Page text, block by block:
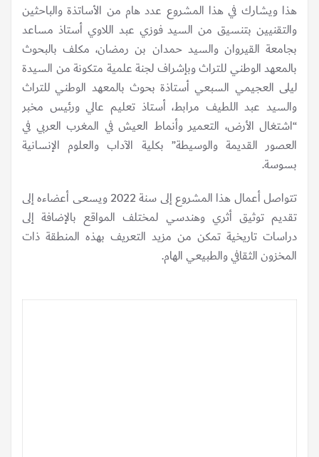
هذا ويشارك في هذا المشروع عدد هام من الأساتذة والباحثين
والتقنيين بتنسيق من السيد فوزي عبد اللاوي أستاذ مساعد
بجامعة القيروان والسيد حمدان بن رمضان، مكلف بالبحوث
بالمعهد الوطني للتراث وبإشراف لجنة علمية متكونة من السيدة
ليلى العجيمي السبعي أستاذة بحوث بالمعهد الوطني للتراث
والسيد عبد اللطيف مرابط، أستاذ تعليم عالي ورئيس مخبر
“اشتغال الأرض، التعمير وأنماط العيش في المغرب العربي في
العصور القديمة والوسيطة” بكلية الآداب والعلوم الإنسانية
بسوسة.
تتواصل أعمال هذا المشروع إلى سنة 2022 ويسعى أعضاءه إلى
تقديم توثيق أثري وهندسي لمختلف المواقع بالإضافة إلى
دراسات تاريخية تمكن من مزيد التعريف بهذه المنطقة ذات
المخزون الثقافي والطبيعي الهام.